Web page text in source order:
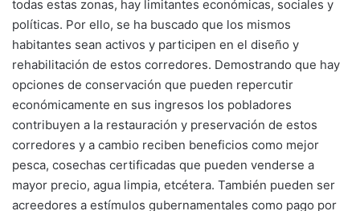
todas estas zonas, hay limitantes económicas, sociales y
políticas. Por ello, se ha buscado que los mismos
habitantes sean activos y participen en el diseño y
rehabilitación de estos corredores. Demostrando que hay
opciones de conservación que pueden repercutir
económicamente en sus ingresos los pobladores
contribuyen a la restauración y preservación de estos
corredores y a cambio reciben beneficios como mejor
pesca, cosechas certificadas que pueden venderse a
mayor precio, agua limpia, etcétera. También pueden ser
acreedores a estímulos gubernamentales como pago por